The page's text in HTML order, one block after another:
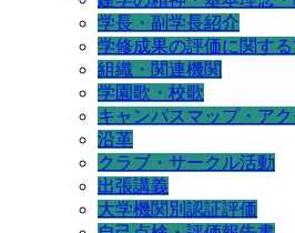
学長・副学長紹介
学修成果の評価に関す
組織・関連機関
学園歌・校歌
キャンパスマップ・アク
沿革
クラブ・サークル活動
出張講義
大学機関別認証評価